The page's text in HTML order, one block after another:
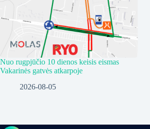
Nuo rugpjūčio 10 dienos keisis eismas
Vakarinės gatvės atkarpoje
2026-08-05